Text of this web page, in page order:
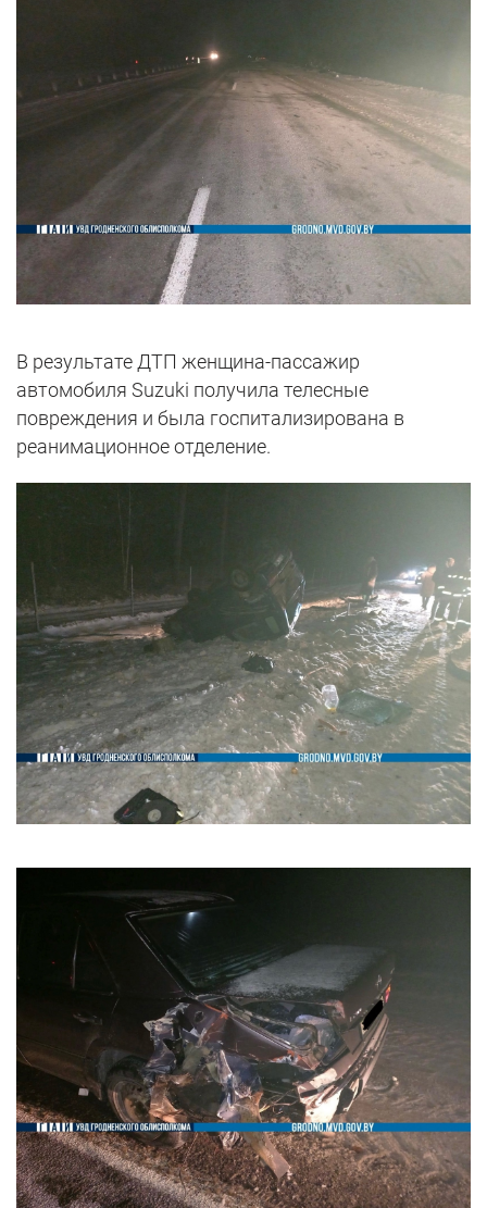
В результате ДТП женщина-пассажир
автомобиля Suzuki получила телесные
повреждения и была госпитализирована в
реанимационное отделение.